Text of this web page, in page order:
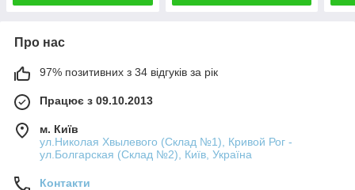
Про нас
97% позитивних з 34 відгуків за рік
Працює з 09.10.2013
м. Київ
ул.Николая Хвылевого (Склад №1), Кривой Рог -
ул.Болгарская (Склад №2), Київ, Україна
Контакти